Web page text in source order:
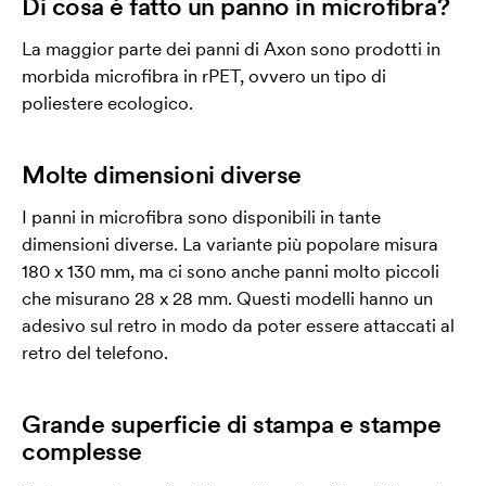
La maggior parte dei panni di Axon sono prodotti in
morbida microfibra in rPET, ovvero un tipo di
poliestere ecologico.
Molte dimensioni diverse
I panni in microfibra sono disponibili in tante
dimensioni diverse. La variante più popolare misura
180 x 130 mm, ma ci sono anche panni molto piccoli
che misurano 28 x 28 mm. Questi modelli hanno un
adesivo sul retro in modo da poter essere attaccati al
retro del telefono.
Grande superficie di stampa e stampe
complesse